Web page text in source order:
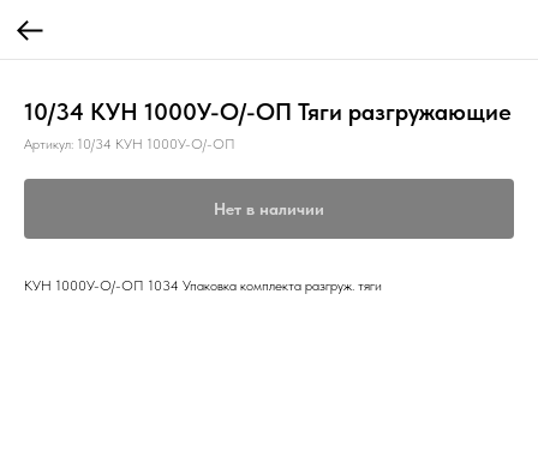
10/34 КУН 1000У-О/-ОП Тяги разгружающие
Артикул: 10/34 КУН 1000У-О/-ОП
Нет в наличии
КУН 1000У-О/-ОП 1034 Упаковка комплекта разгруж. тяги